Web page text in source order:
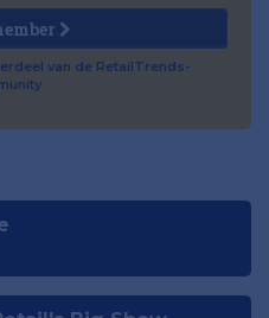
van de RetailTrends-